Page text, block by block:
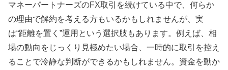
マネーパートナーズのFX取引を続けている中で、何らか
の理由で解約を考える方もいるかもしれませんが、実
は“距離を置く”運用という選択肢もあります。例えば、相
場の動向をじっくり見極めたい場合、一時的に取引を控え
ることで冷静な判断ができるかもしれません。資金を動か